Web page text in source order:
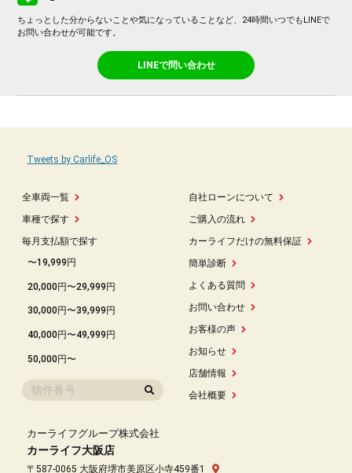
ちょっとした分からないことや気になっていることなど、24時間いつでもLINEで
お問い合わせが可能です。
LINEで問い合わせ
全車両一覧
車種で探す
毎月支払額で探す
〜19,999円
20,000円〜29,999円
30,000円〜39,999円
40,000円〜49,999円
50,000円〜
自社ローンについて
ご購入の流れ
カーライフだけの無料保証
簡単診断
よくある質問
お問い合わせ
お客様の声
お知らせ
店舗情報
会社概要
Tweets by Carlife_OS
カーライフグループ株式会社
カーライフ大阪店
〒587-0065 大阪府堺市美原区小寺459番1